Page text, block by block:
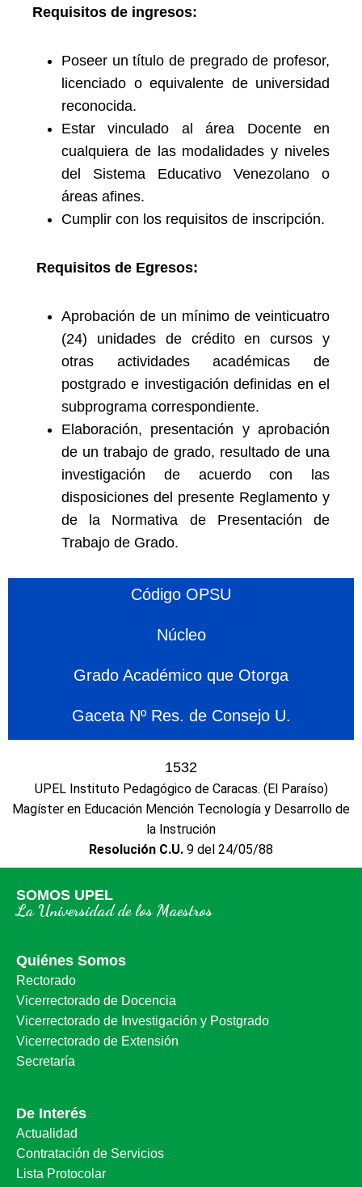
Requisitos de ingresos:
Poseer un título de pregrado de profesor,
licenciado o equivalente de universidad
reconocida.
Estar vinculado al área Docente en
cualquiera de las modalidades y niveles
del Sistema Educativo Venezolano o
áreas afines.
Cumplir con los requisitos de inscripción.
Requisitos de Egresos:
Aprobación de un mínimo de veinticuatro
(24) unidades de crédito en cursos y
otras actividades académicas de
postgrado e investigación definidas en el
subprograma correspondiente.
Elaboración, presentación y aprobación
de un trabajo de grado, resultado de una
investigación de acuerdo con las
disposiciones del presente Reglamento y
de la Normativa de Presentación de
Trabajo de Grado.
Código OPSU
Núcleo
Grado Académico que Otorga
Gaceta Nº Res. de Consejo U.
1532
UPEL Instituto Pedagógico de Caracas. (El Paraíso)
Magíster en Educación Mención Tecnología y Desarrollo de
la Instrución
Resolución C.U. 9 del 24/05/88
SOMOS UPEL
La Universidad de los Maestros
Quiénes Somos
Rectorado
Vicerrectorado de Docencia
Vicerrectorado de Investigación y Postgrado
Vicerrectorado de Extensión
Secretaría
De Interés
Actualidad
Contratación de Servicios
Lista Protocolar